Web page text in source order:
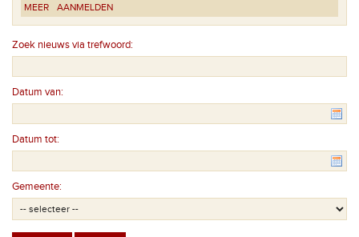
MEER AANMELDEN
Zoek nieuws via trefwoord:
Datum van:
Datum tot:
Gemeente: